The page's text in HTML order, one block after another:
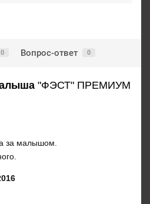
0 Вопрос-ответ 0
"ФЭСТ" ПРЕМИУМ
за малышом.